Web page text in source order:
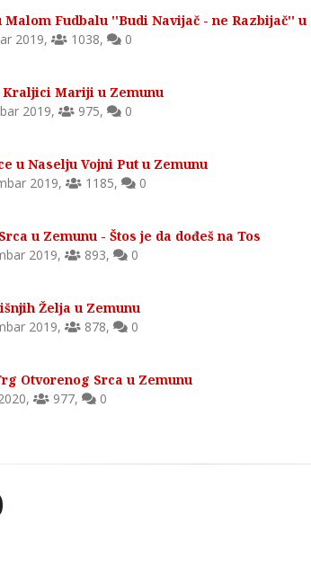
Malom Fudbalu ''Budi Navijač - ne Razbijač'' u
2019, 1038, 0
Kraljici Mariji u Zemunu
2019, 975, 0
u Naselju Vojni Put u Zemunu
2019, 1185, 0
u Zemunu - Štos je da dođeš na Tos
2019, 893, 0
Želja u Zemunu
2019, 878, 0
Otvorenog Srca u Zemunu
, 977, 0